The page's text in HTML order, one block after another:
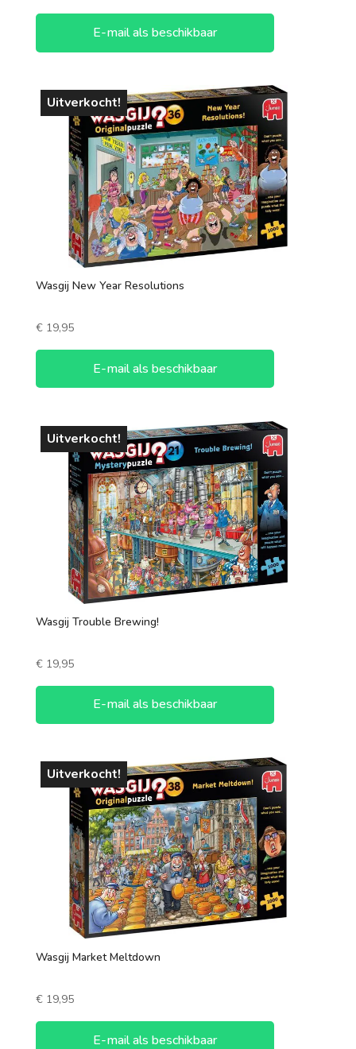
E-mail als beschikbaar
Uitverkocht!
Wasgij New Year Resolutions
€19,95
E-mail als beschikbaar
Uitverkocht!
Wasgij Trouble Brewing!
€19,95
E-mail als beschikbaar
Uitverkocht!
Wasgij Market Meltdown
€19,95
E-mail als beschikbaar